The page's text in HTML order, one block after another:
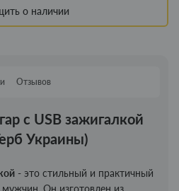
о наличии
Отзывов
с USB зажигалкой
Украины)
- это стильный и практичный
Он изготовлен из